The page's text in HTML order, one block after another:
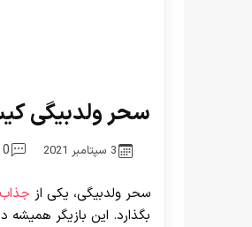
سحر ولدبیگی
3 سپتامبر 2021 0 دیدگاه
سحر ولدبیگی، یکی از جذاب
بگذارد. این بازیگر